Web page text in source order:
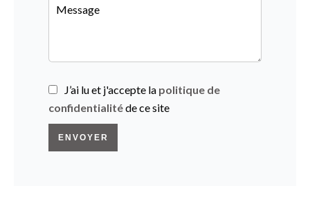
J’ai lu et j'accepte la politique de
confidentialitéde ce site
ENVOYER